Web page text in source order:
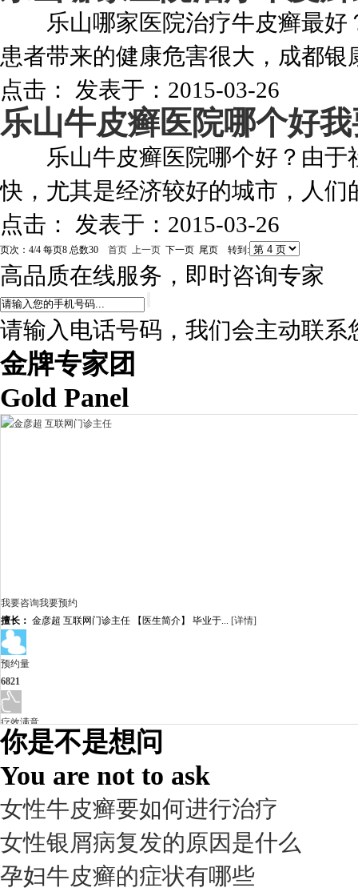
乐山哪家医院治疗牛皮癣最好
患者带来的健康危害很大，成都
点击：
发表于：2015-03-26
乐山牛皮癣医院哪个好
乐山牛皮癣医院哪个好？由于
快，尤其是经济较好的城市，人们
点击：
发表于：2015-03-26
页次：4/4 每页8 总数30 首页 上一页 下一页 尾页 转到:
高品质在线服务，即时咨询专家
请输入电话号码，我们会主动联系
金牌专家团
Gold Panel
我要咨询我要预约
擅长： 金彦超 互联网门诊主任 【医生简介】 毕业于... [详情]
预约量
6821
疗效满意
98%
你是不是想问
You are not to ask
女性牛皮癣要如何进行治疗
女性银屑病复发的原因是什么
孕妇牛皮癣的症状有哪些